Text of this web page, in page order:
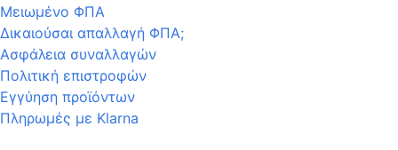
Μειωμένο ΦΠΑ
Δικαιούσαι απαλλαγή ΦΠΑ;
Ασφάλεια συναλλαγών
Πολιτική επιστροφών
Εγγύηση προϊόντων
Πληρωμές με Klarna